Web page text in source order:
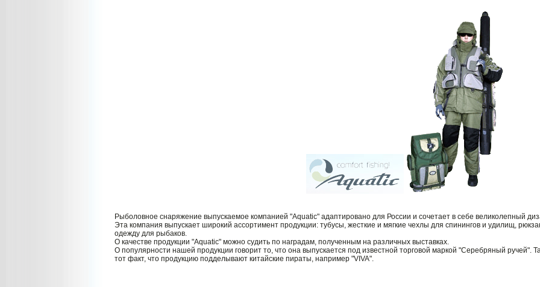
Рыболовное снаряжение выпускаемое компанией "Aquatic" адаптировано для России и сочетает в себе великолепный
Эта компания выпускает широкий ассортимент продукции: тубусы, жесткие и мягкие чехлы для спинингов и удилищ,
одежду для рыбаков.
О качестве продукции "Aquatic" можно судить по наградам, полученным на различных выставках.
О популярности нашей продукции говорит то, что она выпускается под известной торговой маркой "Серебряный ручей".
тот факт, что продукцию подделывают китайские пираты, например "VIVA".